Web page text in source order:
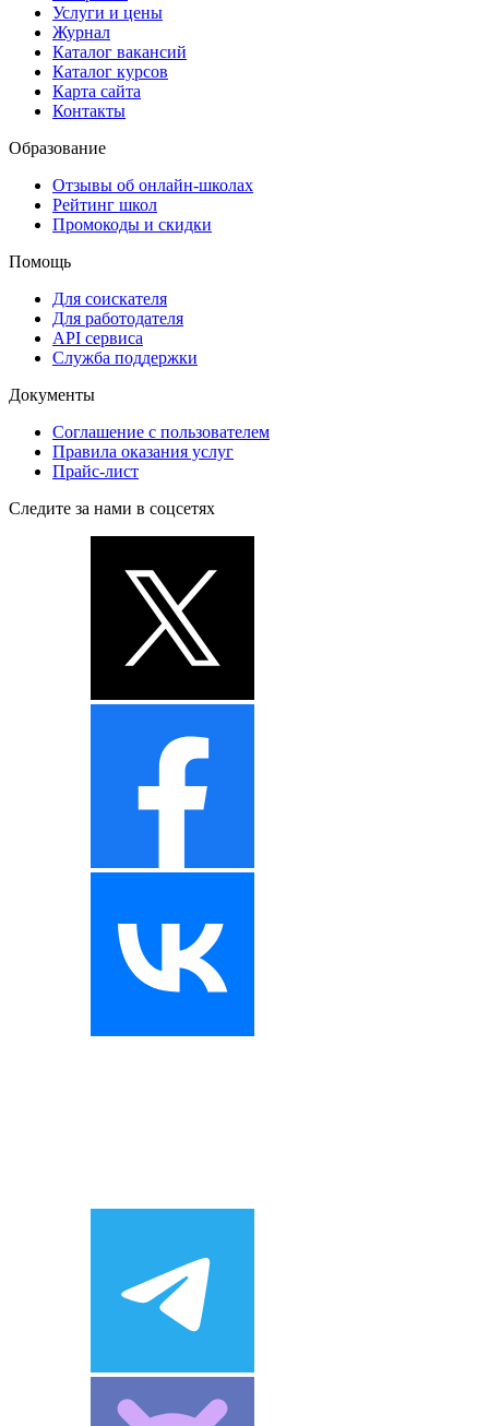
Услуги и цены
Журнал
Каталог вакансий
Каталог курсов
Карта сайта
Контакты
Образование
Отзывы об онлайн-школах
Рейтинг школ
Промокоды и скидки
Помощь
Для соискателя
Для работодателя
API сервиса
Служба поддержки
Документы
Соглашение с пользователем
Правила оказания услуг
Прайс-лист
Следите за нами в соцсетях